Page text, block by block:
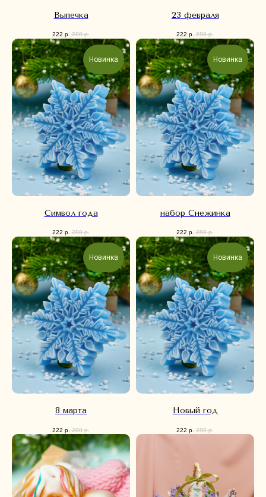
Выпечка
222 р. 280 р.
23 февраля
222 р. 280 р.
Новинка
Символ года
222 р. 280 р.
Новинка
набор Снежинка
222 р. 280 р.
Новинка
8 марта
222 р. 280 р.
Новинка
Новый год
222 р. 280 р.